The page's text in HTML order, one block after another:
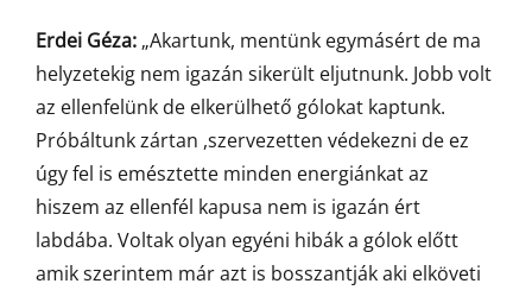
Erdei Géza: „Akartunk, mentünk egymásért de ma
helyzetekig nem igazán sikerült eljutnunk. Jobb volt
az ellenfelünk de elkerülhető gólokat kaptunk.
Próbáltunk zártan ,szervezetten védekezni de ez
úgy fel is emésztette minden energiánkat az
hiszem az ellenfél kapusa nem is igazán ért
labdába. Voltak olyan egyéni hibák a gólok előtt
amik szerintem már azt is bosszantják aki elköveti